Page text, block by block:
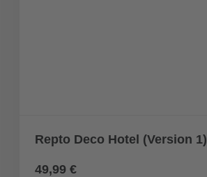
Repto Deco Hotel (Version 1)
49,99 €